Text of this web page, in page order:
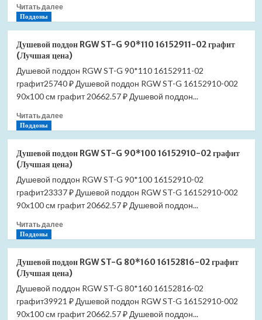
цена)
Читать далееПрочитать
лейка
Grohe
Tempesta
100
27597001
цена)
Поддоны
Душевой поддон RGW ST-G 90*110 16152911-02 графит
(Лучшая цена)
Душевой поддон RGW ST-G 90*110 16152911-02
графит25740 ₽ Душевой поддон RGW ST-G 16152910-002
90x100 см графит 20662.57 ₽ Душевой поддон...
Читать далееПрочитать
поддон
RGW
ST-
G
90*110
02
(Лучшая
цена)
Поддоны
Душевой поддон RGW ST-G 90*100 16152910-02 графит
(Лучшая цена)
Душевой поддон RGW ST-G 90*100 16152910-02
графит23337 ₽ Душевой поддон RGW ST-G 16152910-002
90x100 см графит 20662.57 ₽ Душевой поддон...
Читать далееПрочитать
поддон
RGW
ST-
G
90*100
Поддоны
Душевой поддон RGW ST-G 80*160 16152816-02 графит
(Лучшая цена)
Душевой поддон RGW ST-G 80*160 16152816-02
графит39921 ₽ Душевой поддон RGW ST-G 16152910-002
90x100 см графит 20662.57 ₽ Душевой поддон...